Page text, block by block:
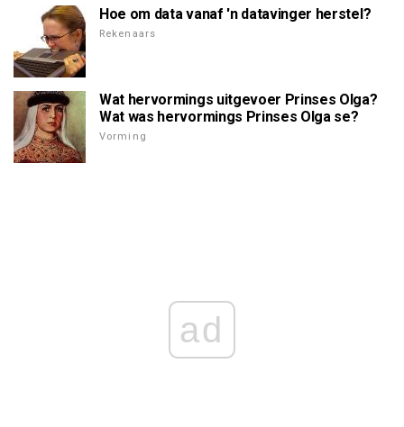
Hoe om data vanaf 'n datavinger herstel?
Rekenaars
Wat hervormings uitgevoer Prinses Olga?
Wat was hervormings Prinses Olga se?
Vorming
ad